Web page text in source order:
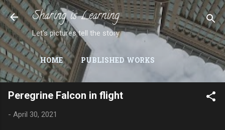
Skip to main content
Sharing is Learning
Let's pictures tell the story
HOME PUBLISHED WORKS
Peregrine Falcon in flight
- April 30, 2021